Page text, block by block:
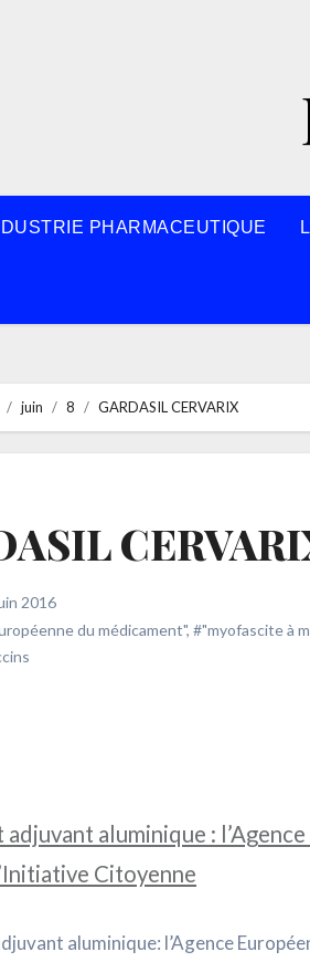
PHARMACEUTIQUE
juin 8 GARDASIL CERVARIX
2016
du médicament", #"myofascite à
adjuvant aluminique :
Citoyenne
aluminique: l’Agence